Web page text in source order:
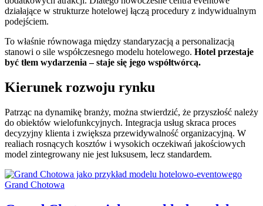
działające w strukturze hotelowej łączą procedury z indywidualnym
podejściem.
To właśnie równowaga między standaryzacją a personalizacją
stanowi o sile współczesnego modelu hotelowego. Hotel przestaje
być tłem wydarzenia – staje się jego współtwórcą.
Kierunek rozwoju rynku
Patrząc na dynamikę branży, można stwierdzić, że przyszłość należy
do obiektów wielofunkcyjnych. Integracja usług skraca proces
decyzyjny klienta i zwiększa przewidywalność organizacyjną. W
realiach rosnących kosztów i wysokich oczekiwań jakościowych
model zintegrowany nie jest luksusem, lecz standardem.
Categories:
Grand Chotowa